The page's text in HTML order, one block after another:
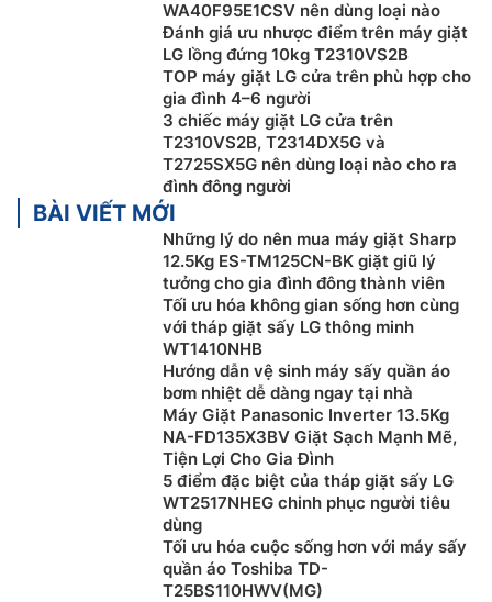
Công nghệ giặt xoay chiều TurboDrum
Máy giặt LG inverterT2310VS2B được trang bị công
nghệ giặt TurboDrum được thiết kế với hoạt động lồng
giặt và mâm giặt xoay ngược chiều nhau mang đến
tác dụng tăng cường hiệu quả giặt sạch và giảm hiện
tượng xoắn rối trên quần áo trong khi giặt.
Công nghệ giặt ba luồng tiên tiến
WA40F95E1CSV nên dùng loại nào
Đánh giá ưu nhược điểm trên máy giặt
LG lồng đứng 10kg T2310VS2B
TOP máy giặt LG cửa trên phù hợp cho
gia đình 4–6 người
3 chiếc máy giặt LG cửa trên
T2310VS2B, T2314DX5G và
T2725SX5G nên dùng loại nào cho ra
đình đông người
BÀI VIẾT MỚI
Những lý do nên mua máy giặt Sharp
12.5Kg ES-TM125CN-BK giặt giũ lý
tưởng cho gia đình đông thành viên
Tối ưu hóa không gian sống hơn cùng
với tháp giặt sấy LG thông minh
WT1410NHB
Hướng dẫn vệ sinh máy sấy quần áo
bơm nhiệt dễ dàng ngay tại nhà
Máy Giặt Panasonic Inverter 13.5Kg
NA-FD135X3BV Giặt Sạch Mạnh Mẽ,
Tiện Lợi Cho Gia Đình
5 điểm đặc biệt của tháp giặt sấy LG
WT2517NHEG chinh phục người tiêu
dùng
Tối ưu hóa cuộc sống hơn với máy sấy
quần áo Toshiba TD-
T25BS110HWV(MG)